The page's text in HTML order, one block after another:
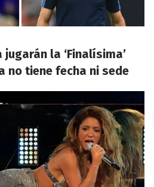
la ‘Finalísima’
no tiene fecha ni sede